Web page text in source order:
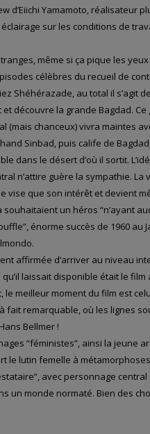
d’Eiichi Yamamoto, réalisateur
sur les conditions de
même si ça pique les
célèbres du recueil de
Shéhérazade, au total il s’agit
découvre la grande Bagdad. Ce
(mais chanceux) vivra maintes
Sinbad, puis calife de
dans le désert d’où il sortit.
n’attire guère la sympathie. La
vise que son intérêt et devient
un héros “n’ayant
énorme succès de 1960 au
affirmée d’arriver au niveau
laissait disponible était le
meilleur moment du film est celui
fait remarquable, où les lignes
Bellmer !
“féministes”, ainsi la jeune
le lutin femelle à
avec personnage
un monde normaté. Bien des